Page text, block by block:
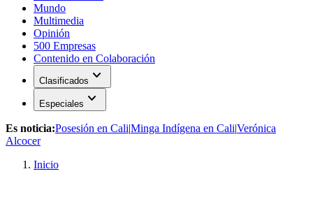
Mundo
Multimedia
Opinión
500 Empresas
Contenido en Colaboración
Clasificados expand_more
Especiales expand_more
Es noticia:Posesión en Cali|Minga Indígena en Cali|Verónica
Alcocer
Inicio